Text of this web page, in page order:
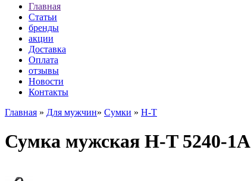
Главная
Статьи
бренды
акции
Доставка
Оплата
отзывы
Новости
Контакты
Главная » Для мужчин» Сумки » H-T
Сумка мужская H-T 5240-1А